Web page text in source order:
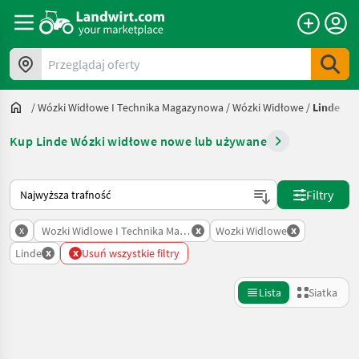
Przeglądaj oferty
/Wózki Widłowe I Technika Magazynowa /Wózki Widłowe / Linde
Kup Linde Wózki widłowe nowe lub używane
Tak sortuje się na Landwirt.com
Filtry
x Wozki Widlowe I Technika Magazynowa
x Wozki Widlowe x
Linde x x Usuń wszystkie filtry
Lista Siatka